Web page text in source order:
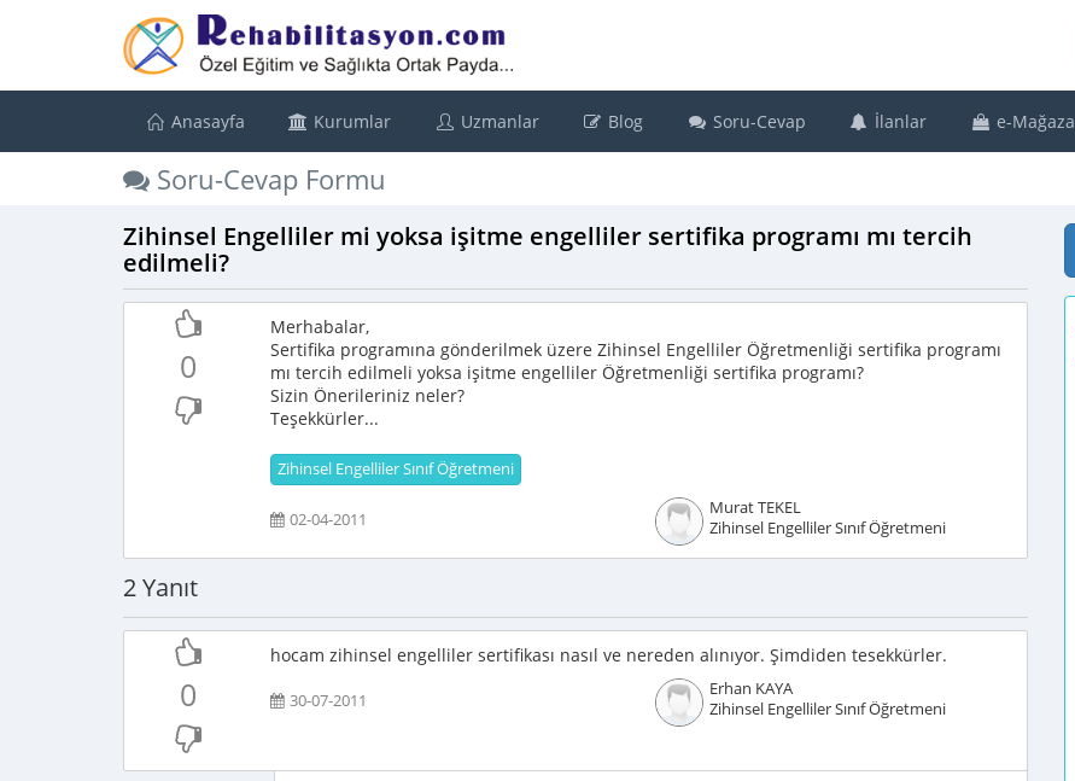
Anasayfa Kurumlar Uzmanlar Blog Soru-Cevap İlanlar e-Mağaza
Soru-Cevap Formu
Zihinsel Engelliler mi yoksa işitme engelliler sertifika programı mı tercih
edilmeli?
0
Merhabalar,
Sertifika programına gönderilmek üzere Zihinsel Engelliler Öğretmenliği sertifika programı
mı tercih edilmeli yoksa işitme engelliler Öğretmenliği sertifika programı?
Sizin Önerileriniz neler?
Teşekkürler...
Zihinsel Engelliler Sınıf Öğretmeni
02-04-2011
Murat TEKEL
Zihinsel Engelliler Sınıf Öğretmeni
2 Yanıt
0
hocam zihinsel engelliler sertifikası nasıl ve nereden alınıyor. Şimdiden tesekkürler.
30-07-2011
Erhan KAYA
Zihinsel Engelliler Sınıf Öğretmeni